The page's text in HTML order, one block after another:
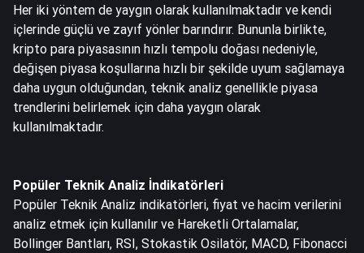
Her iki yöntem de yaygın olarak kullanılmaktadır ve kendi
içlerinde güçlü ve zayıf yönler barındırır. Bununla birlikte,
kripto para piyasasının hızlı tempolu doğası nedeniyle,
değişen piyasa koşullarına hızlı bir şekilde uyum sağlamaya
daha uygun olduğundan, teknik analiz genellikle piyasa
trendlerini belirlemek için daha yaygın olarak
kullanılmaktadır.
Popüler Teknik Analiz İndikatörleri
Popüler Teknik Analiz indikatörleri, fiyat ve hacim verilerini
analiz etmek için kullanılır ve Hareketli Ortalamalar,
Bollinger Bantları, RSI, Stokastik Osilatör, MACD, Fibonacci